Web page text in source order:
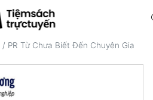
/ PR Từ Chưa Biết Đến Chuyên Gia